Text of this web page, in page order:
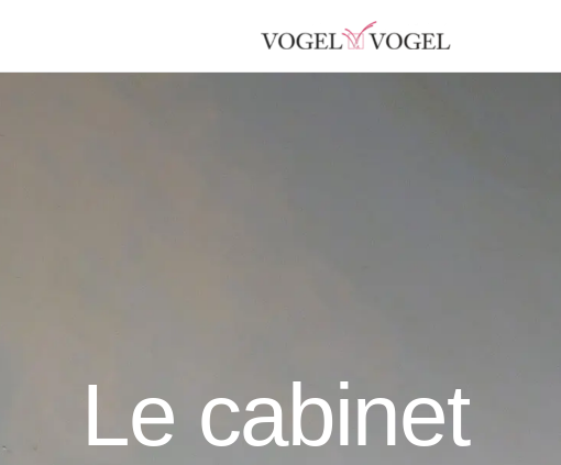
Le cabinet